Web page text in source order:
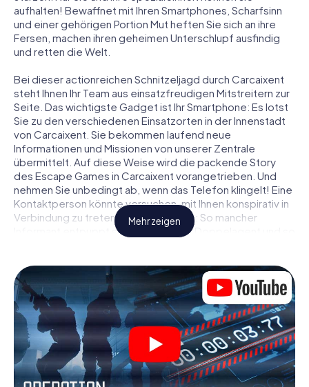
aufhalten! Bewaffnet mit Ihren Smartphones, Scharfsinn
und einer gehörigen Portion Mut heften Sie sich an ihre
Fersen, machen ihren geheimen Unterschlupf ausfindig
und retten die Welt.
Bei dieser actionreichen Schnitzeljagd durch Carcaixent
steht Ihnen Ihr Team aus einsatzfreudigen Mitstreitern zur
Seite. Das wichtigste Gadget ist Ihr Smartphone: Es lotst
Sie zu den verschiedenen Einsatzorten in der Innenstadt
von Carcaixent. Sie bekommen laufend neue
Informationen und Missionen von unserer Zentrale
übermittelt. Auf diese Weise wird die packende Story
des Escape Games in Carcaixent vorangetrieben. Und
nehmen Sie unbedingt ab, wenn das Telefon klingelt! Eine
Kontaktperson könnte versuchen, mit Ihnen konspirativ in
Verbindung zu treten … Doch Vorsicht: So mancher
Informant entpuppt sich als dubioser Doppelagent und so
und vor allem: Vertrauen Sie niemandem!
Anders als in einem klassischen Escape Room in
Carcaixent sind Sie also nicht in ein Zimmer eingesperrt,
aus dem Sie sich in einem vorgegebenen Zeitfenster
befreien müssen. Diese Smartphone Schnitzeljagd erklärt
ganz Carcaixent zu Ihrem persönlichen Spielfeld! Die
technische Voraussetzung für Ihr Agentenabenteuer in
Carcaixent: Ein Smartphone mit Zugang ins mobile
Mehr zeigen